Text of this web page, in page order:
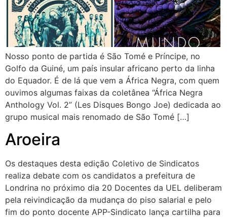
Nosso ponto de partida é São Tomé e Príncipe, no
Golfo da Guiné, um país insular africano perto da linha
do Equador. É de lá que vem a África Negra, com quem
ouvimos algumas faixas da coletânea “África Negra
Anthology Vol. 2” (Les Disques Bongo Joe) dedicada ao
grupo musical mais renomado de São Tomé […]
Aroeira
Os destaques desta edição Coletivo de Sindicatos
realiza debate com os candidatos a prefeitura de
Londrina no próximo dia 20 Docentes da UEL deliberam
pela reivindicação da mudança do piso salarial e pelo
fim do ponto docente APP-Sindicato lança cartilha para